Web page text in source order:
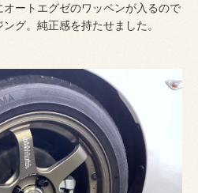
ートエグゼのワッペンが入るので
グ。純正感を持たせました。